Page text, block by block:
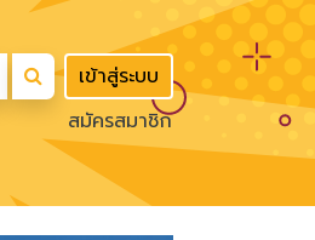
สมัครสมาชิก
เข้าสู่ระบบ